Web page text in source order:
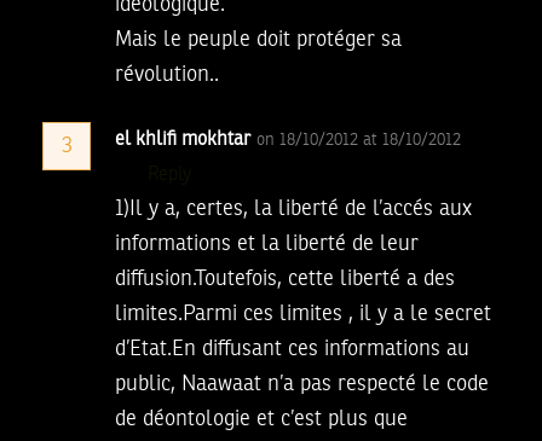
idéologique.
Mais le peuple doit protéger sa
révolution..
3 el khlifi mokhtar on 18/10/2012 at 18/10/2012
1)Il y a, certes, la liberté de l’accés aux
informations et la liberté de leur
diffusion.Toutefois, cette liberté a des
limites.Parmi ces limites , il y a le secret
d’Etat.En diffusant ces informations au
public, Naawaat n’a pas respecté le code
de déontologie et c’est plus que